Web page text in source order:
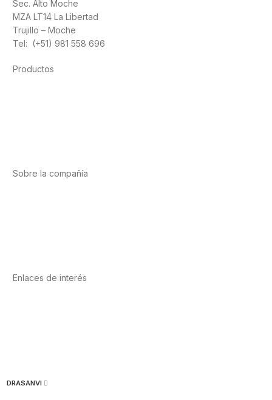
Sec. Alto Moche
MZA LT14 La Libertad
Trujillo – Moche
Tel: (+51) 981 558 696
Productos
Sobre la compañía
Enlaces de interés
DRASANVI